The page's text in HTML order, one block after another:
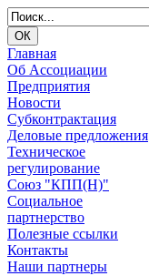
Главная
Об Ассоциации
Предприятия
Новости
Субконтрактация
Деловые предложения
Техническое
регулирование
Союз "КПП(Н)"
Социальное
партнерство
Полезные ссылки
Контакты
Наши партнеры